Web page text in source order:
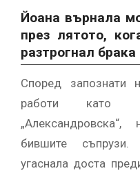
Йоана върнала
през лятото,
разтрогнал
Според запознати
работи като
бившите
угаснала доста